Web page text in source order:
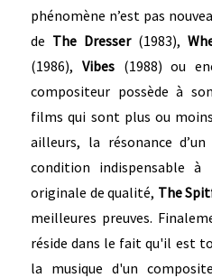
phénomène n’est pas
de The Dresser(1983),
(1986), Vibes(1988) ou
compositeur possède à
films qui sont plus ou
ailleurs, la résonance
condition indispensable à
originale de qualité, The
meilleures preuves.
réside dans le fait qu'il est
la musique d'un